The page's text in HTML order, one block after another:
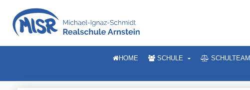
HOME SCHULE SCHULTEAM